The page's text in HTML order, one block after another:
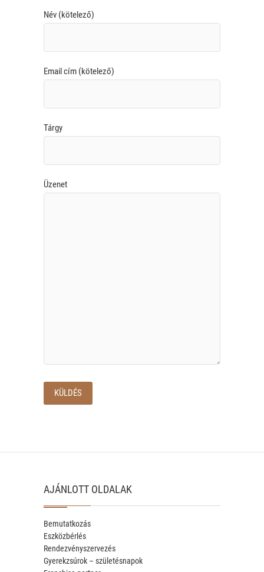
Név (kötelező)
Email cím (kötelező)
Tárgy
Üzenet
AJÁNLOTT OLDALAK
Bemutatkozás
Eszközbérlés
Rendezvényszervezés
Gyerekzsúrok – születésnapok